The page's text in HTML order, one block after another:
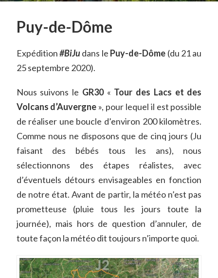
Puy-de-Dôme
Expédition#BiJudans le Puy-de-Dôme (du 21 au
25 septembre 2020).
Nous suivons le GR30« Tour des Lacs et des
Volcans d’Auvergne », pour lequel il est possible
de réaliser une boucle d’environ 200 kilomètres.
Comme nous ne disposons que de cinq jours (Ju
faisant des bébés tous les ans), nous
sélectionnons des étapes réalistes, avec
d’éventuels détours envisageables en fonction
de notre état. Avant de partir, la météo n’est pas
prometteuse (pluie tous les jours toute la
journée), mais hors de question d’annuler, de
toute façon la météo dit toujours n’importe quoi.